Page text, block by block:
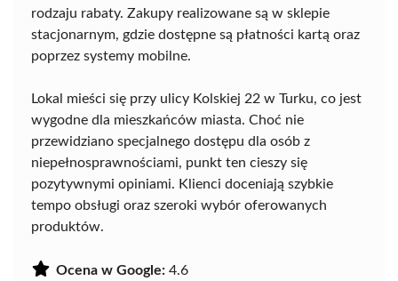
rodzaju rabaty. Zakupy realizowane są w sklepie
stacjonarnym, gdzie dostępne są płatności kartą oraz
poprzez systemy mobilne.
Lokal mieści się przy ulicy Kolskiej 22 w Turku, co jest
wygodne dla mieszkańców miasta. Choć nie
przewidziano specjalnego dostępu dla osób z
niepełnosprawnościami, punkt ten cieszy się
pozytywnymi opiniami. Klienci doceniają szybkie
tempo obsługi oraz szeroki wybór oferowanych
produktów.
Ocena w Google: 4.6